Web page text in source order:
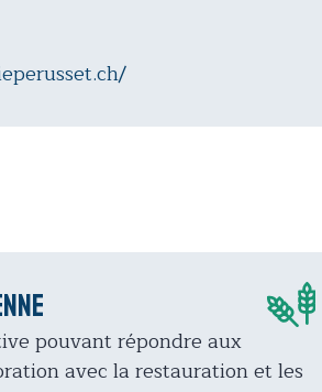
pouvant répondre aux
avec la restauration et les